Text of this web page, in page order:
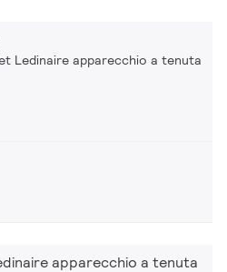
Ledinaire apparecchio a tenuta
apparecchio a tenuta